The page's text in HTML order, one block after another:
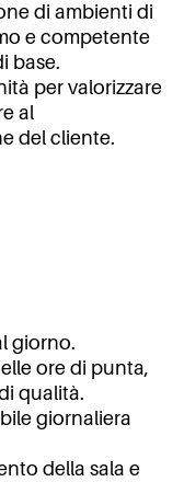
di ambienti di
e competente
base.
per valorizzare
al
del cliente.
giorno.
ore di punta,
qualità.
giornaliera
della sala e